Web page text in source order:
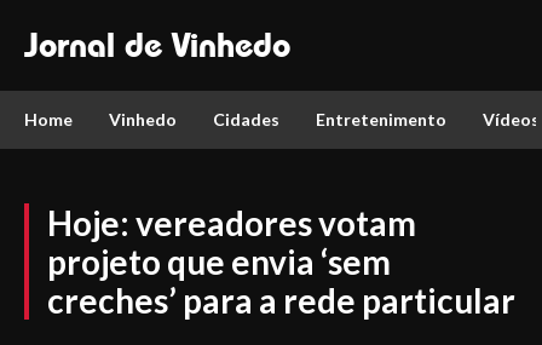
Jornal de Vinhedo
Home Vinhedo Cidades Entretenimento Vídeos
Hoje: vereadores votam
projeto que envia ‘sem
creches’ para a rede particular